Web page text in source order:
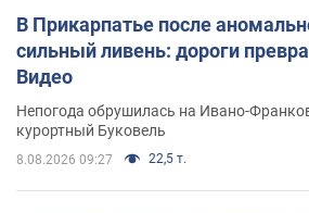
В Прикарпатье после
сильный ливень: дороги
Видео
Непогода обрушилась на Ивано-
курортный Буковель
8.08.2026 09:27 22,5 т.